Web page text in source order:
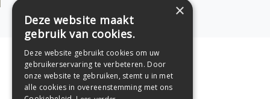
Support by Conversal
×
Deze website maakt
gebruik van cookies.
Deze website gebruikt cookies om uw
gebruikerservaring te verbeteren. Door
onze website te gebruiken, stemt u in met
alle cookies in overeenstemming met ons